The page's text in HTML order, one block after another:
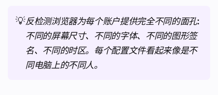
💡反检测浏览器为每个账户提供完全不同的面孔:
不同的屏幕尺寸、不同的字体、不同的图形签
名、不同的时区。每个配置文件看起来像是不
同电脑上的不同人。